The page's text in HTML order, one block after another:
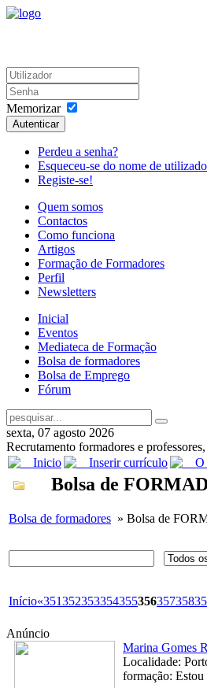
Memorizar
Autenticar
Perdeu a senha?
Esqueceu-se do nome de
Registe-se!
Quem somos
Contactos
Como funciona
Artigos
Formação de Formadores
Perfil
Newsletters
Inicial
Eventos
Mediateca de Formação
Bolsa de formadores
Bolsa de Emprego
Fórum
sexta, 07 agosto 2026
Recrutamento formadores e
Inicio
Inserir currículo O
Bolsa de
Bolsa de formadores » Bolsa de
Início«351352353354355356357358
Anúncio
Marina Gomes
Localidade:
formação: Estou